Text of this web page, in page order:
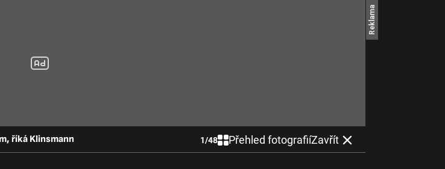
říká Klinsmann 1/48 Přehled fotografiíZavřít